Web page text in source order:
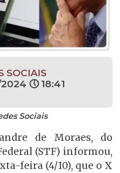
SOCIAIS
🕔 18:41
Sociais
de Moraes, do
(STF) informou,
feira (4/10), que o X